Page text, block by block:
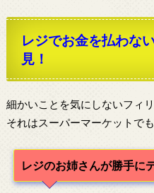
レジでお金を払わな
見！
細かいことを気にしないフィリ
それはスーパーマーケットで
レジのお姉さんが勝手に